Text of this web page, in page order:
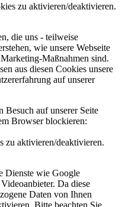
zu aktivieren/deaktivieren.
die uns - teilweise
wie unsere Webseite
Maßnahmen sind.
aus diesen Cookies unsere
auf unserer
auf unserer Seite
Browser blockieren:
zu aktivieren/deaktivieren.
Dienste wie Google
Da diese
Daten von Ihnen
Bitte beachten Sie,